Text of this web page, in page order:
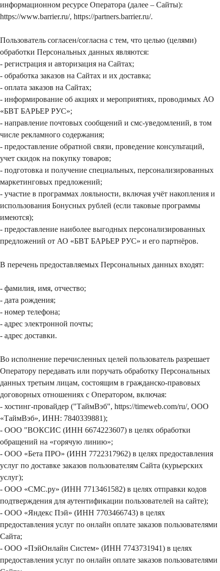
информационном ресурсе Оператора (далее – Сайты):
https://www.barrier.ru/, https://partners.barrier.ru/.
Пользователь согласен/согласна с тем, что целью (целями)
обработки Персональных данных являются:
- регистрация и авторизация на Сайтах;
- обработка заказов на Сайтах и их доставка;
- оплата заказов на Сайтах;
- информирование об акциях и мероприятиях, проводимых АО
«БВТ БАРЬЕР РУС»;
- направление почтовых сообщений и смс-уведомлений, в том
числе рекламного содержания;
- предоставление обратной связи, проведение консультаций,
учет скидок на покупку товаров;
- подготовка и получение специальных, персонализированных
маркетинговых предложений;
- участие в программах лояльности, включая учёт накопления и
использования Бонусных рублей (если таковые программы
имеются);
- предоставление наиболее выгодных персонализированных
предложений от АО «БВТ БАРЬЕР РУС» и его партнёров.
В перечень предоставляемых Персональных данных входят:
- фамилия, имя, отчество;
- дата рождения;
- номер телефона;
- адрес электронной почты;
- адрес доставки.
Во исполнение перечисленных целей пользователь разрешает
Оператору передавать или поручать обработку Персональных
данных третьим лицам, состоящим в гражданско-правовых
договорных отношениях с Оператором, включая:
- хостинг-провайдер ("ТаймВэб", https://timeweb.com/ru/, ООО
«ТаймВэб», ИНН: 7840339881);
- ООО "ВОКСИС (ИНН 6674223607) в целях обработки
обращений на «горячую линию»;
- ООО «Бета ПРО» (ИНН 7722317962) в целях предоставления
услуг по доставке заказов пользователям Сайта (курьерских
услуг);
- ООО «СМС.ру» (ИНН 7713461582) в целях отправки кодов
подтверждения для аутентификации пользователей на сайте);
- ООО «Яндекс Пэй» (ИНН 7703466743) в целях
предоставления услуг по онлайн оплате заказов пользователями
Сайта;
- ООО «ПэйОнлайн Систем» (ИНН 7743731941) в целях
предоставления услуг по онлайн оплате заказов пользователями